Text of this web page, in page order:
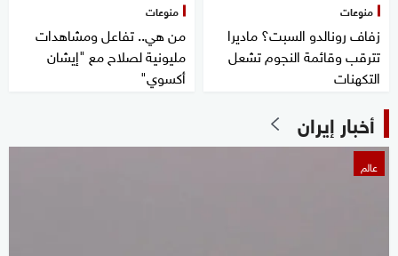
منوعات
زفاف رونالدو السبت؟ ماديرا
تترقب وقائمة النجوم تشعل
التكهنات
منوعات
من هي.. تفاعل ومشاهدات
مليونية لصلاح مع "إيشان
أكسوي"
أخبار إيران
عالم